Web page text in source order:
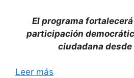
El programa
participación
ciudadana desde
Leer más